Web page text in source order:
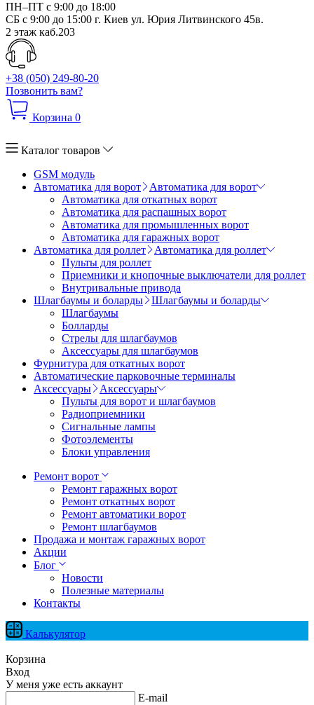
ПН–ПТ с 9:00 до 18:00
СБ с 9:00 до 15:00 г. Киев ул. Юрия Литвинского 45в.
2 этаж каб.203
+38 (050) 249-80-20
Позвонить вам?
Корзина 0
Каталог товаров
GSM модуль
Автоматика для ворот
Автоматика для ворот
Автоматика для откатных ворот
Автоматика для распашных ворот
Автоматика для промышленных ворот
Автоматика для гаражных ворот
Автоматика для роллет
Автоматика для роллет
Пульты для роллет
Приемники и кнопочные выключатели для роллет
Внутривальные привода
Шлагбаумы и боларды
Шлагбаумы и боларды
Шлагбаумы
Болларды
Стрелы для шлагбаумов
Аксессуары для шлагбаумов
Фурнитура для откатных ворот
Автоматические парковочные терминалы
Аксессуары
Аксессуары
Пульты для ворот и шлагбаумов
Радиоприемники
Сигнальные лампы
Фотоэлементы
Блоки управления
Ремонт ворот
Ремонт гаражных ворот
Ремонт откатных ворот
Ремонт автоматики ворот
Ремонт шлагбаумов
Продажа и монтаж гаражных ворот
Акции
Блог
Новости
Полезные материалы
Контакты
Калькулятор
Корзина
Вход
У меня уже есть аккаунт
E-mail